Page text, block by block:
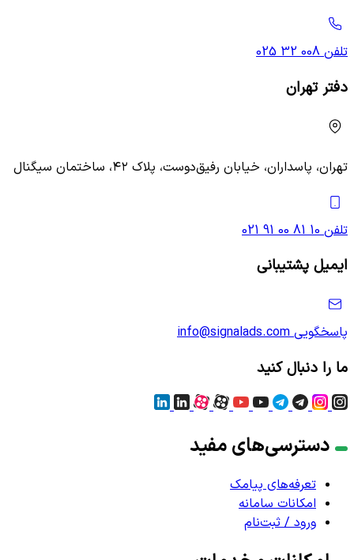
تلفن 025 32 008
دفتر تهران
تهران، پاسداران، خیابان رفیق‌دوست، پلاک ۴۲، ساختمان سیگنال
تلفن 021 91 00 81 10
ایمیل پشتیبانی
پاسخگویی info@signalads.com
ما را دنبال کنید
دسترسی‌های مفید
تعرفه‌های پیامک
امکانات سامانه
ورود / ثبت‌نام